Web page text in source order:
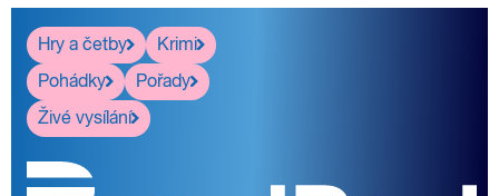
Hry a četby
Krimi
Pohádky
Pořady
Živé vysílání